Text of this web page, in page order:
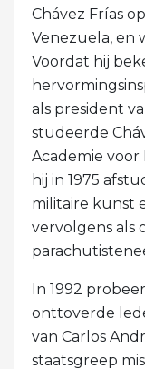
Chávez Frías
Venezuela, en
Voordat hij
als president
studeerde
Academie
hij in 1975
militaire kunst
vervolgens als
In 1992
onttoverde
van Carlos
staatsgreep